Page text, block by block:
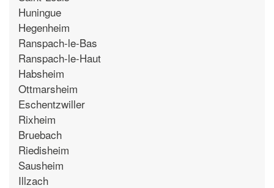
Huningue
Hegenheim
Ranspach-le-Bas
Ranspach-le-Haut
Habsheim
Ottmarsheim
Eschentzwiller
Rixheim
Bruebach
Riedisheim
Sausheim
Illzach